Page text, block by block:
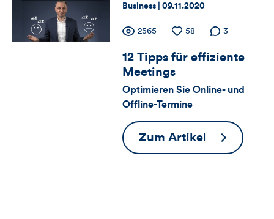
dieses
Artikels
Thema:
Business | Datum:
09.11.2020
Zähler
für
Views,
Likes
und
Anzahl
Views
2565
Anzahl
Likes
58
Anzahl der
3
12 Tipps für effiziente
Meetings
Optimieren Sie Online- und
Offline-Termine
Zum Artikel
Tipps